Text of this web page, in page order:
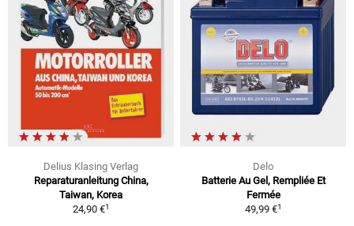
Delius Klasing Verlag
Reparaturanleitung China,
Taiwan, Korea
24,90 €1
Delo
Batterie Au Gel, Rempliée Et
Fermée
49,99 €1